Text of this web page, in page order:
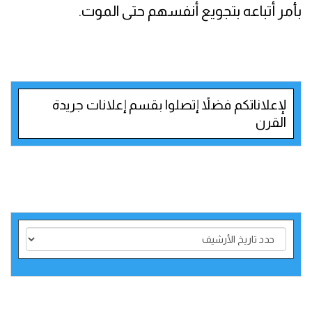
بأمر أتباعه بتجويع أنفسهم حتى الموت.
لإعلاناتكم فضلاً إتصلوا بقسم إعلانات جريدة
القرن